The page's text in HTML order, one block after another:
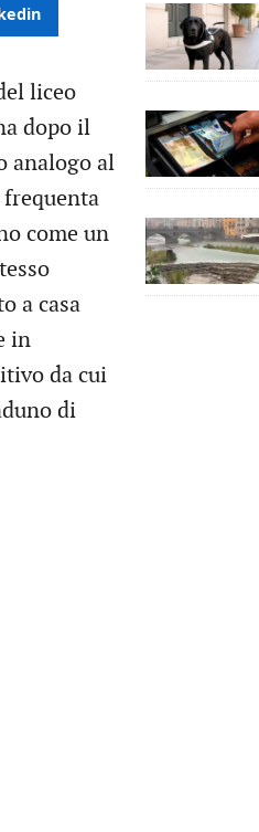
liceo
dopo il
analogo al
come un
a casa
in
da cui
di